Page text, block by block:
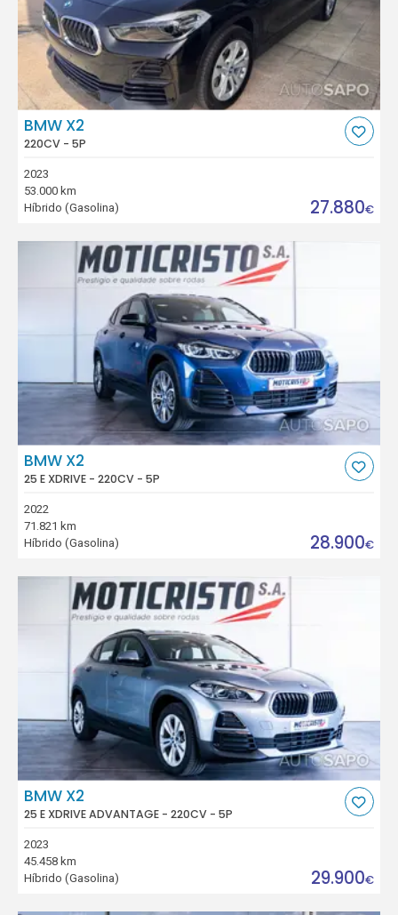
BMW X2
220CV - 5P
2023
53.000 km
Híbrido (Gasolina)
27.880€
BMW X2
25 E XDRIVE - 220CV - 5P
2022
71.821 km
Híbrido (Gasolina)
28.900€
BMW X2
25 E XDRIVE ADVANTAGE - 220CV - 5P
2023
45.458 km
Híbrido (Gasolina)
29.900€